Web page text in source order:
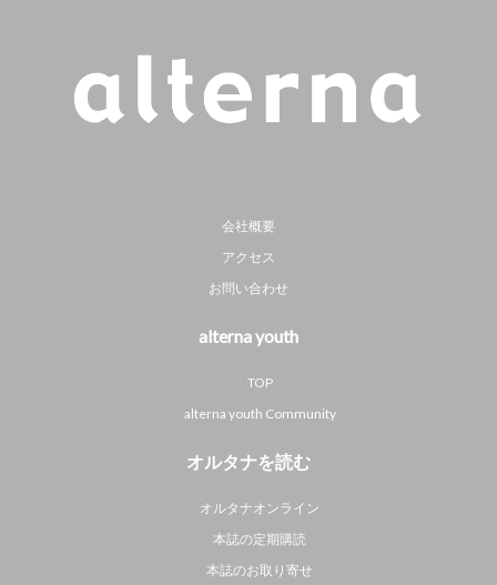
会社概要
アクセス
お問い合わせ
alterna youth
TOP
alterna youth Community
オルタナを読む
オルタナオンライン
本誌の定期購読
本誌のお取り寄せ